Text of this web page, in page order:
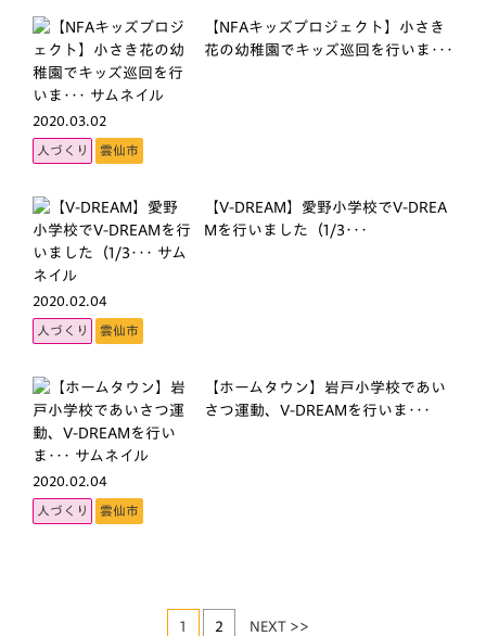
2020.03.02
【NFAキッズプロジェクト】小さき
花の幼稚園でキッズ巡回を行いま･･･
人づくり 雲仙市
2020.02.04
【V-DREAM】愛野小学校でV-DREA
Mを行いました（1/3･･･
人づくり 雲仙市
2020.02.04
【ホームタウン】岩戸小学校であい
さつ運動、V-DREAMを行いま･･･
人づくり 雲仙市
1 2 NEXT >>